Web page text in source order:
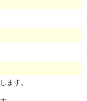
ます。